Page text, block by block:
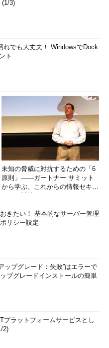
(1/3)
れでも大丈夫！ WindowsでDock
ト
未知の脅威に対抗するための「6
原則」――ガートナー サミット
から学ぶ、これからの情報セキュ
きたい！ 基本的なサーバー管理
リシー設定
ップグレード：失敗”はエラーで
プグレードインストールの簡単
プラットフォームサービスとし
2)